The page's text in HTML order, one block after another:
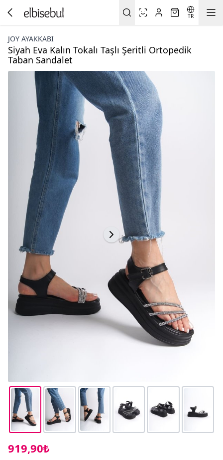
TR
JOY AYAKKABI
Siyah Eva Kalın Tokalı Taşlı Şeritli Ortopedik
Taban Sandalet
919,90₺